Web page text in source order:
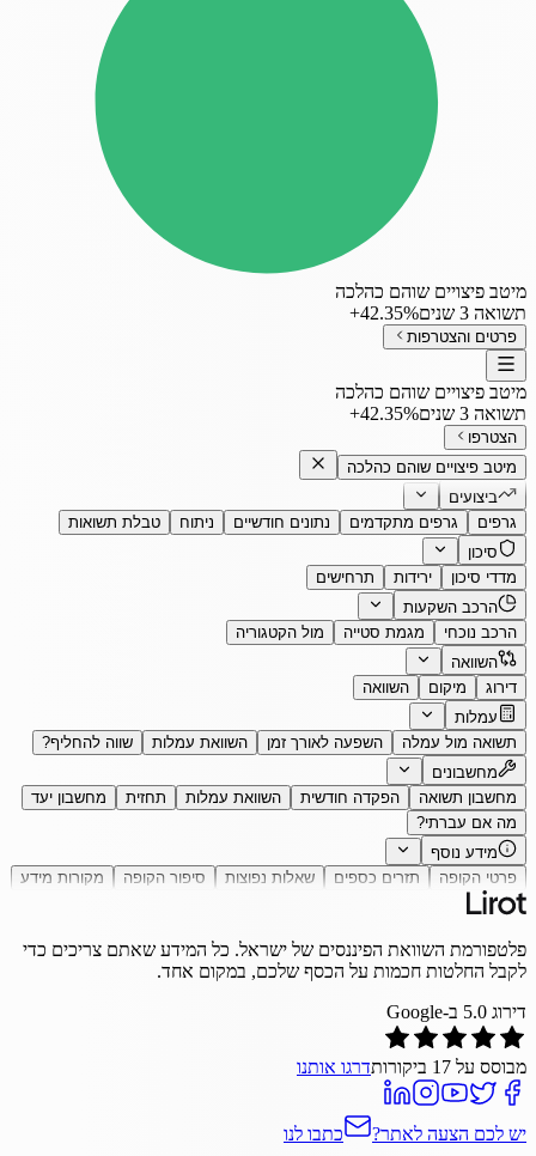
מיטב פיצויים שוהם כהלכה
תשואה 3 שנים
‎+42.35%
פרטים והצטרפות
מיטב פיצויים שוהם כהלכה
תשואה 3 שנים
‎+42.35%
הצטרפו
מיטב פיצויים שוהם כהלכה
ביצועים
גרפים
גרפים מתקדמים נתונים חודשיים ניתוח
טבלת תשואות
סיכון
מדדי סיכון
ירידות
תרחישים
הרכב השקעות
הרכב נוכחי
מגמת סטייה
מול הקטגוריה
השוואה
דירוג
מיקום
השוואה
עמלות
תשואה מול עמלה
השפעה לאורך זמן השוואת עמלות
שווה להחליף?
מחשבונים
מחשבון תשואה
הפקדה חודשית השוואת עמלות תחזית
מחשבון יעד
מה אם עברתי?
מידע נוסף
פרטי הקופה
תזרים כספים שאלות נפוצות סיפור הקופה מקורות מידע
פלטפורמת השוואת הפיננסים של ישראל. כל המידע שאתם צריכים כדי
לקבל החלטות חכמות על הכסף שלכם, במקום אחד.
דירוג 5.0 ב-Google
מבוסס על 17 ביקורותדרגו אותנו
יש לכם הצעה לאתר? כתבו לנו